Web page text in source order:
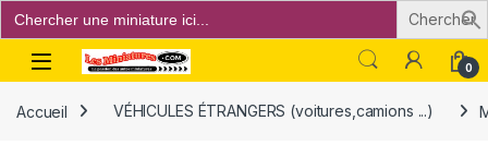
Search
for:
Open 0
Accueil VÉHICULES ÉTRANGERS (voitures,camions ...)